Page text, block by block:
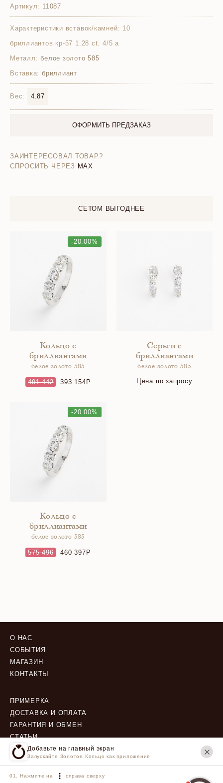
Добавьте на главный экран
Запускайте Золотое Кольцо как приложение
Нажмите на справа сверху
Артикул: 11087
Характеристики вставок/камней: 10
бриллиантов кр-57 1.28 ct. 4/5 а
Металл: белое золото 585
Вставка: бриллиант
Вес: 4.87
ОФОРМИТЬ ПРЕДЗАКАЗ
ЗАИНТЕРЕСОВАЛ ТОВАР?
СПРОСИТЬ ЧЕРЕЗ MAX
СЕТОМ ВЫГОДНЕЕ
-20.00%
Кольцо с
бриллиантами
белое золото 585
491 442 393 154
Серьги с
бриллиантами
белое золото 585
Цена по запросу
-20.00%
Кольцо с
бриллиантами
белое золото 585
575 496 460 397
О НАС
СОБЫТИЯ
МАГАЗИН
КОНТАКТЫ
ПРИМЕРКА
ДОСТАВКА И ОПЛАТА
ГАРАНТИЯ И ОБМЕН
СТАТЬИ
ПОЛИТИКА КОНФИДЕНЦИАЛЬНОСТИ
ПОЛЬЗОВАТЕЛЬСКОЕ СОГЛАШЕНИЕ